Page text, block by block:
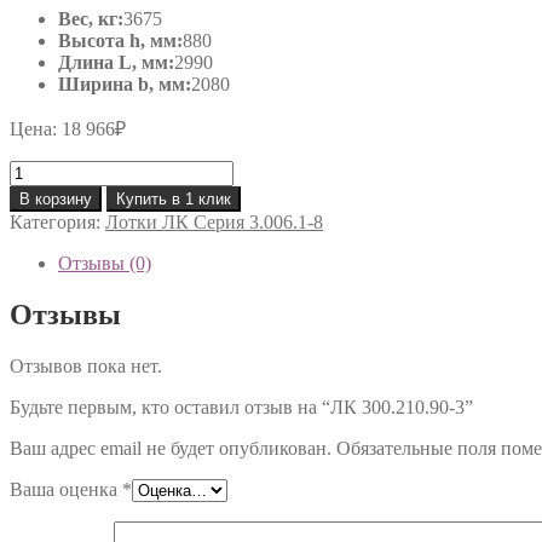
Вес, кг:3675
Высота h, мм:880
Длина L, мм:2990
Ширина b, мм:2080
Цена: 18 966₽
Количество
товара
ЛК
300.210.90-
В корзину Купить в 1 клик
Категория: Лотки ЛК Серия 3.006.1-8
Отзывы (0)
Отзывы
Отзывов пока нет.
Будьте первым, кто оставил отзыв на “ЛК 300.210.90-3”
Ваш адрес email не будет опубликован. Обязательные поля
Ваша оценка *